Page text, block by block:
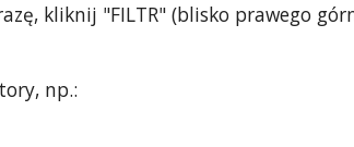
kliknij "FILTR" (blisko prawego
np.: